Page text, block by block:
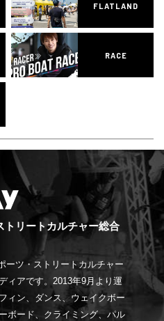
FLATLAND
RACE
トリートカルチャー総合
ーツ・ストリートカルチャー
ィアです。2013年9月より運
ィン、ダンス、ウェイクボー
ボード、クライミング、パル